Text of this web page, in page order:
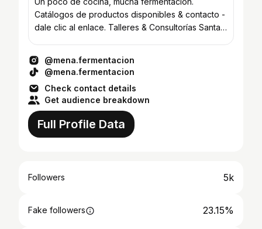
Catálogos de productos disponibles & contacto -
dale clic al enlace. Talleres & Consultorías Santa
@mena.fermentacion
@mena.fermentacion
Check contact details
Get audience breakdown
Full Profile Data
Followers 5k
Fake followers 23.15%